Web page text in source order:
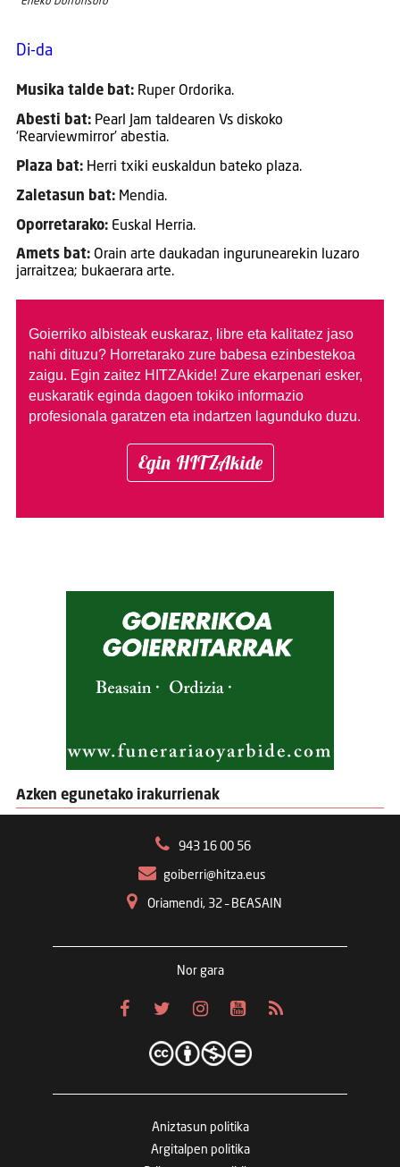
Di-da
Musika talde bat:Ruper Ordorika.
Abesti bat:Pearl Jam taldearen Vs diskoko
‘Rearviewmirror’ abestia.
Plaza bat:Herri txiki euskaldun bateko plaza.
Zaletasun bat:Mendia.
Oporretarako:Euskal Herria.
Amets bat: Orain arte daukadan ingurunearekin luzaro
jarraitzea; bukaerara arte.
Goierriko albisteak euskaraz, libre eta kalitatez jaso
nahi dituzu? Horretarako zure babesa ezinbestekoa
zaigu. Egin zaitez HITZAkide! Zure ekarpenari esker,
euskaratik eginda dagoen tokiko informazio
profesionala garatzen eta indartzen lagunduko duzu.
Egin HITZAkide
Azken egunetako irakurrienak
943 16 00 56
goiberri@hitza.eus
Oriamendi, 32 – BEASAIN
Nor gara
Aniztasun politika
Argitalpen politika